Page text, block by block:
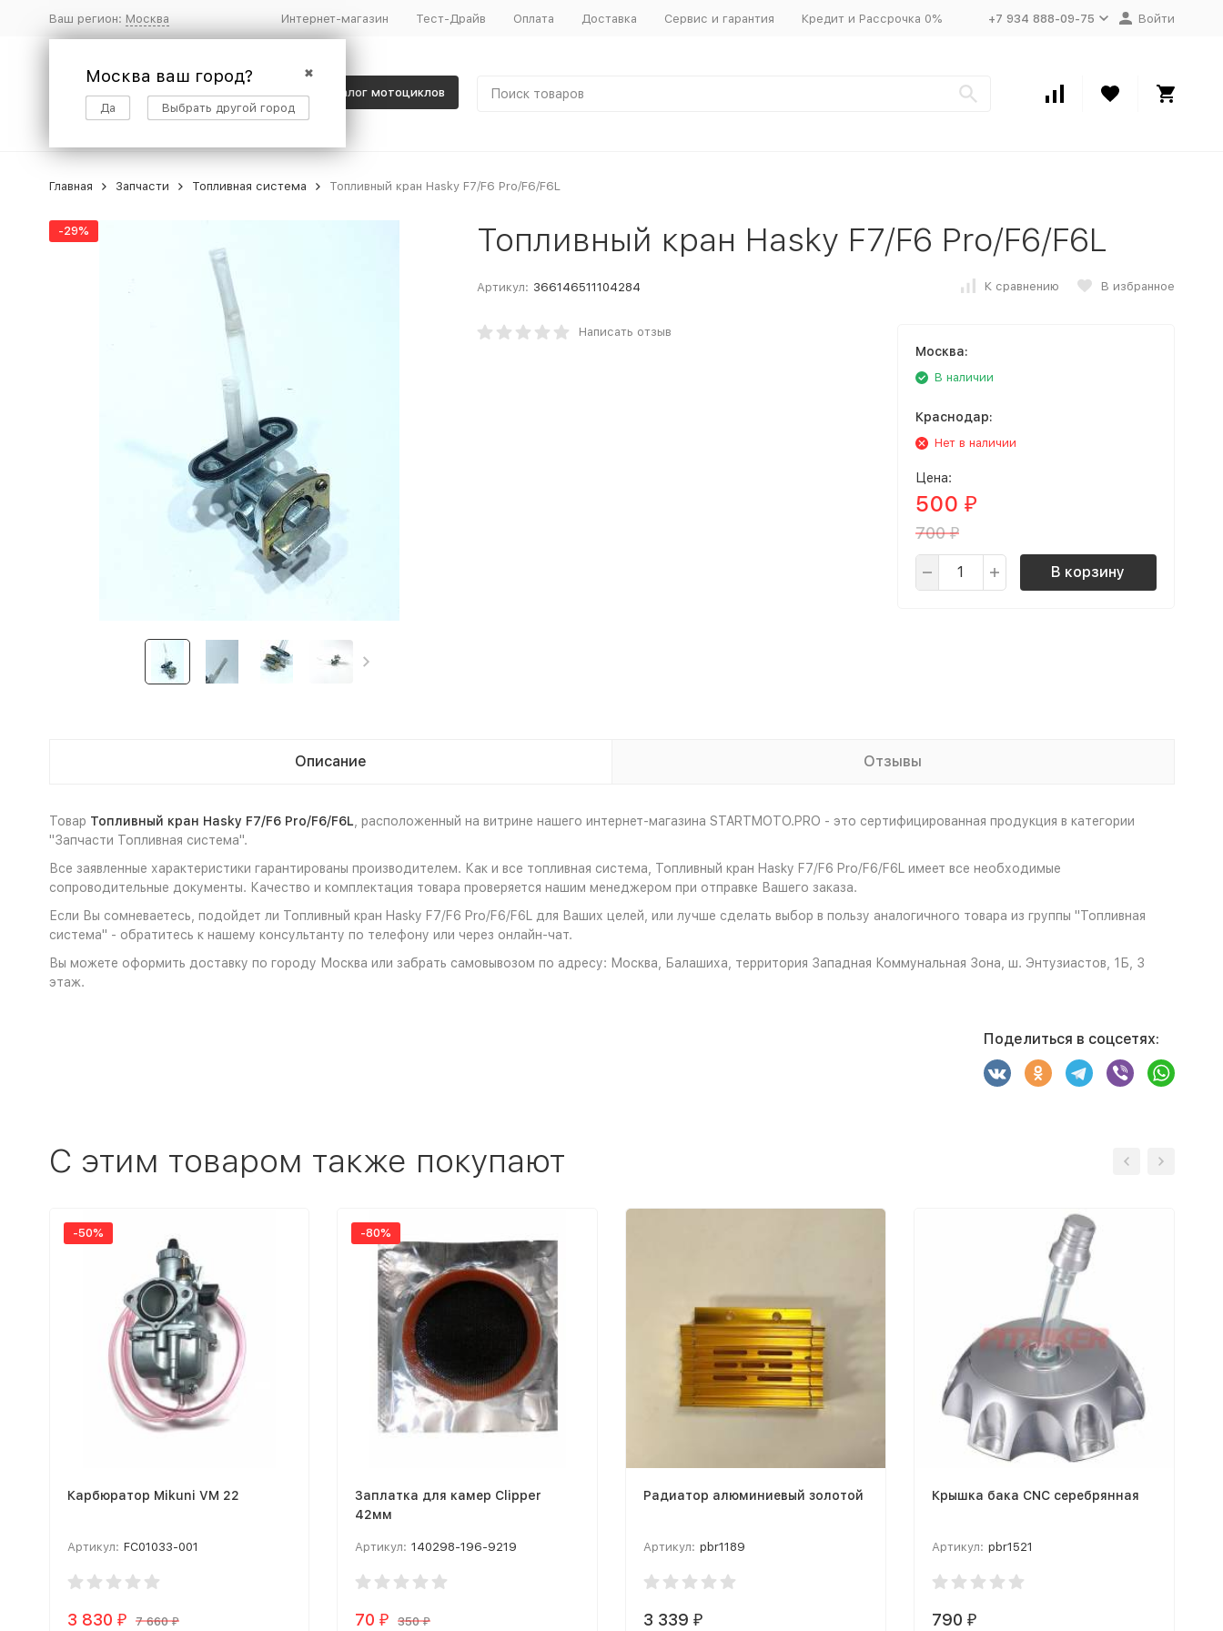
Ваш регион: Москва
✖
Москва ваш город?
Да Выбрать другой город
Интернет-магазин Тест-Драйв Оплата Доставка Сервис и гарантия Кредит и Рассрочка 0% +7 934 888-09-75 Войти
Каталог мотоциклов
Главная Запчасти Топливная система Топливный кран Hasky F7/F6 Pro/F6/F6L
-29% Топливный кран Hasky F7/F6 Pro/F6/F6L
Артикул: 366146511104284 К сравнению В избранное
Написать отзыв
Москва:
В наличии
Краснодар:
Нет в наличии
Цена:
500 ₽
700₽
В корзину
Описание Отзывы
Товар Топливный кран Hasky F7/F6 Pro/F6/F6L , расположенный на витрине нашего интернет-магазина STARTMOTO.PRO - это сертифицированная продукция в категории
"Запчасти Топливная система".
Все заявленные характеристики гарантированы производителем. Как и все топливная система, Топливный кран Hasky F7/F6 Pro/F6/F6L имеет все необходимые
сопроводительные документы. Качество и комплектация товара проверяется нашим менеджером при отправке Вашего заказа.
Если Вы сомневаетесь, подойдет ли Топливный кран Hasky F7/F6 Pro/F6/F6L для Ваших целей, или лучше сделать выбор в пользу аналогичного товара из группы "Топливная
система" - обратитесь к нашему консультанту по телефону или через онлайн-чат.
Вы можете оформить доставку по городу Москва или забрать самовывозом по адресу: Москва, Балашиха, территория Западная Коммунальная Зона, ш. Энтузиастов, 1Б, 3
этаж.
Поделиться в соцсетях:
C этим товаром также покупают
-50%
Карбюратор Mikuni VM 22
Артикул: FC01033-001
3 830 ₽ 7 660₽
-80%
Заплатка для камер Clipper
42мм
Артикул: 140298-196-9219
70₽ 350₽
Радиатор алюминиевый золотой
Артикул: pbr1189
3 339 ₽
Крышка бака CNC серебрянная
Артикул: pbr1521
790 ₽